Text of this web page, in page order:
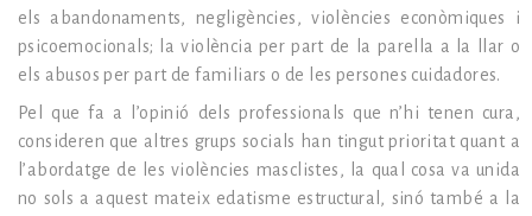
els abandonaments, negligències, violències econòmiques i
psicoemocionals; la violència per part de la parella a la llar o
els abusos per part de familiars o de les persones cuidadores.
Pel que fa a l’opinió dels professionals que n’hi tenen cura,
consideren que altres grups socials han tingut prioritat quant a
l’abordatge de les violències masclistes, la qual cosa va unida
no sols a aquest mateix edatisme estructural, sinó també a la